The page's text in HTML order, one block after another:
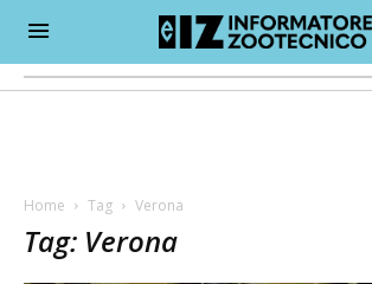
Home Tag Verona
Tag: Verona